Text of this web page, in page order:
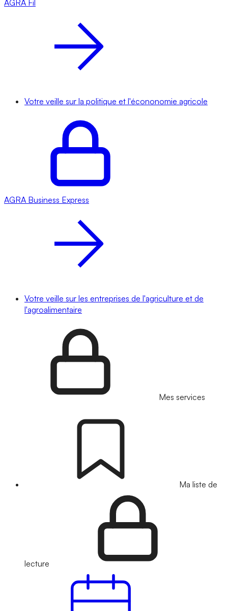
AGRA Fil
Votre veille sur la politique et l'écononomie agricole
AGRA Business Express
Votre veille sur les entreprises de l'agriculture et de
l'agroalimentaire
Mes services
Ma liste de
lecture